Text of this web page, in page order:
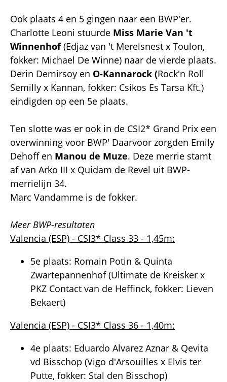
Ook plaats 4 en 5 gingen naar een BWP'er.
Charlotte Leoni stuurde Miss Marie Van 't
Winnenhof(Edjaz van 't Merelsnest x Toulon,
fokker: Michael De Winne) naar de vierde plaats.
Derin Demirsoy en O-Kannarock (Rock'n Roll
Semilly x Kannan, fokker: Csikos Es Tarsa Kft.)
eindigden op een 5e plaats.
Ten slotte was er ook in de CSI2* Grand Prix een
overwinning voor BWP' Daarvoor zorgden Emily
Dehoff en Manou de Muze. Deze merrie stamt
af van Arko III x Quidam de Revel uit BWP-
merrielijn 34.
Marc Vandamme is de fokker.
Meer BWP-resultaten
Valencia (ESP) - CSI3* Class 33 - 1,45m:
5e plaats: Romain Potin & Quinta
Zwartepannenhof (Ultimate de Kreisker x
PKZ Contact van de Heffinck, fokker: Lieven
Bekaert)
Valencia (ESP) - CSI3* Class 36 - 1,40m:
4e plaats: Eduardo Alvarez Aznar & Qevita
vd Bisschop (Vigo d'Arsouilles x Elvis ter
Putte, fokker: Stal den Bisschop)